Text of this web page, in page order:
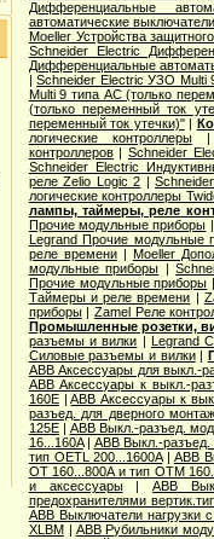
Дифференциальные
автоматические
Moeller Устройства
Schneider Electric
Дифференциальные
|Schneider Electric УЗО Multi
Multi 9 типа АС (только
(только переменный ток
переменный ток утечки)"|
логические контроллеры
контроллеров| Schneider
Schneider Electric
реле Zelio Logic 2 |
логические контроллеры
лампы, таймеры, реле
Прочие модульные приборы
Legrand Прочие модульные
реле времени| Moeller
модульные приборы |
Прочие модульные приборы
Таймеры и реле времени |
приборы|Zamel Реле
Промышленные розетки,
разъемы и вилки | Legrand
Силовые разъемы и вилки|
ABB Аксессуары для выкл.-
ABB Аксессуары к выкл.-
160E|ABB Аксессуары к
разъед. для дверного
125E| ABB Выкл.-разъед.
16...160A| ABB Выкл.-
тип OETL 200...1600A| ABB
OT 160...800A и тип OTМ
и аксессуары|ABB
предохранителями
ABB Выключатели нагрузки
XLBM| ABB Рубильники